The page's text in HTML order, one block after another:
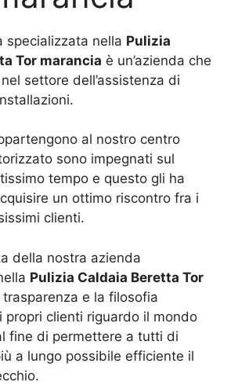
specializzata nella Pulizia
Tor marancia è un’azienda che
settore dell’assistenza di
al nostro centro
sono impegnati sul
tempo e questo gli ha
un ottimo riscontro fra i
clienti.
della nostra azienda
Pulizia Caldaia Beretta Tor
trasparenza e la filosofia
propri clienti riguardo il mondo
fine di permettere a tutti di
a lungo possibile efficiente il